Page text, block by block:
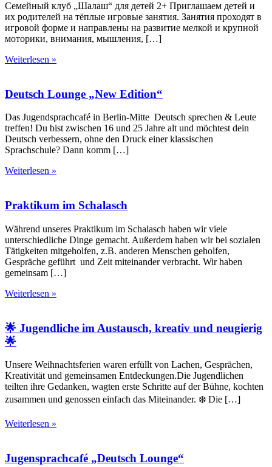
Семейный клуб „Шалаш“ для детей 2+ Приглашаем детей и
их родителей на тёплые игровые занятия. Занятия проходят в
игровой форме и направлены на развитие мелкой и крупной
моторики, внимания, мышления, […]
Weiterlesen »
Deutsch Lounge „New Edition“
Das Jugendsprachcafé in Berlin-Mitte Deutsch sprechen & Leute
treffen! Du bist zwischen 16 und 25 Jahre alt und möchtest dein
Deutsch verbessern, ohne den Druck einer klassischen
Sprachschule? Dann komm […]
Weiterlesen »
Praktikum im Schalasch
Während unseres Praktikum im Schalasch haben wir viele
unterschiedliche Dinge gemacht. Außerdem haben wir bei sozialen
Tätigkeiten mitgeholfen, z.B. anderen Menschen geholfen,
Gespräche geführt und Zeit miteinander verbracht. Wir haben
gemeinsam […]
Weiterlesen »
🌟 Jugendliche im Austausch, kreativ und neugierig
🌟
Unsere Weihnachtsferien waren erfüllt von Lachen, Gesprächen,
Kreativität und gemeinsamen Entdeckungen.Die Jugendlichen
teilten ihre Gedanken, wagten erste Schritte auf der Bühne, kochten
zusammen und genossen einfach das Miteinander. ❄️ Die […]
Weiterlesen »
Jugensprachcafé „Deutsch Lounge“